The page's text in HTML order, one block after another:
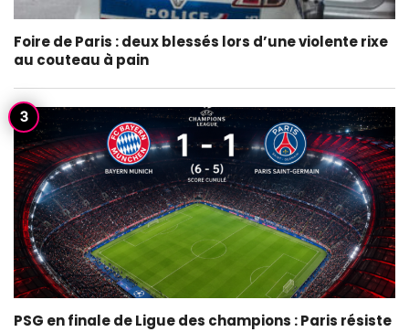
Foire de Paris : deux blessés lors d’une violente rixe
au couteau à pain
PSG en finale de Ligue des champions : Paris résiste